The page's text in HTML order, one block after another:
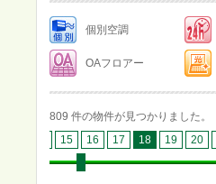
個別空調
OAフロアー
809 件の物件が見つかりました。
15 16 17 18 19 20